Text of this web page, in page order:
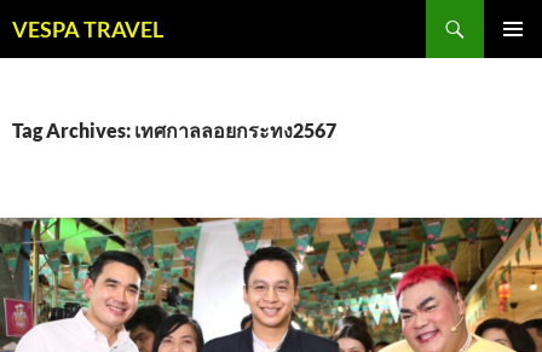
toVESPA TRAVEL
Tag Archives: เทศกาลลอยกระทง2567